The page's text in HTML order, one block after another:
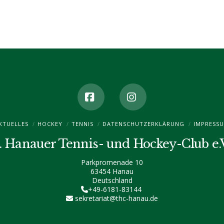
FacebookInstagram
HOCKEY TENNIS DATENSCHUTZ­ERKLÄRUNG
Hanauer Tennis- und Hockey-Club
Parkpromenade 10
63454 Hanau
Deutschland
+49-6181-83144
sekretariat@thc-hanau.de